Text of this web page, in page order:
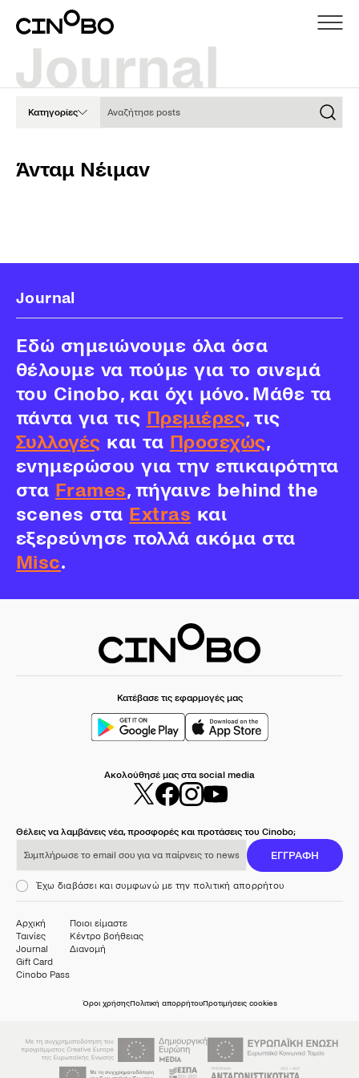
Κατηγορίες
Άνταμ Νέιμαν
Journal
Εδώ σημειώνουμε όλα όσα
θέλουμε να πούμε για το σινεμά
του Cinobo, και όχι μόνο. Μάθε τα
πάντα για τις Πρεμιέρες, τις
Συλλογές και τα Προσεχώς,
ενημερώσου για την επικαιρότητα
στα Frames, πήγαινε behind the
scenes στα Extras και
εξερεύνησε πολλά ακόμα στα
Misc.
Κατέβασε τις εφαρμογές μας
Ακολούθησέ μας στα social media
Θέλεις να λαμβάνεις νέα, προσφορές και προτάσεις του Cinobo;
ΕΓΓΡΑΦΗ
Έχω διαβάσει και συμφωνώ με την πολιτική απορρήτου
Αρχική
Ταινίες
Journal
Gift Card
Cinobo Pass
Ποιοι είμαστε
Κέντρο βοήθειας
Διανομή
Όροι χρήσηςΠολιτική απορρήτουΠροτιμήσεις cookies